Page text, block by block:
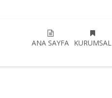
ANA SAYFA KURUMSAL